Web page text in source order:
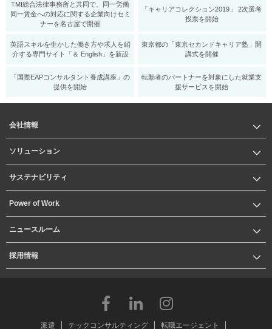
TMI総合法律事務所と共同で、同一労働
同一賃金への対応に関する企業向けセミ
ナーを名古屋で開催
「キャリアコレクション2019」 2次選考
投票を開始
英語スキルを生かした働き方や求人を紹
介する専門サイト「＆ English」を新設
東京都の「東京セカンドキャリア塾」開
講式を開催
「国際EAPコンサルタント養成講座」の
提供を開始
転勤者のパートナーを対象にした就業支
援サービスを開始
会社情報
ソリューション
サステナビリティ
Power of Work
ニュースルーム
採用情報
派遣 テックコンサルティング 転職エージェント